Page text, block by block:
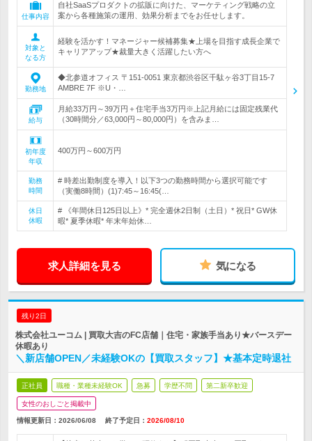
仕事内容
自社SaaSプロダクトの拡販に向けた、マーケティング戦略の立
案から各種施策の運用、効果分析までをお任せします。
対象と
なる方
経験を活かす！マネージャー候補募集★上場を目指す成長企業で
キャリアアップ★裁量大きく活躍したい方へ
勤務地
◆北参道オフィス 〒151-0051 東京都渋谷区千駄ヶ谷3丁目15-7
AMBRE 7F ※U・…
給与
月給33万円～39万円＋住宅手当3万円※上記月給には固定残業代
（30時間分／63,000円～80,000円）を含みま…
初年度
年収
400万円～600万円
勤務
時間
# 時差出勤制度を導入！以下3つの勤務時間から選択可能です
（実働8時間）(1)7:45～16:45(…
休日
休暇
# 《年間休日125日以上》* 完全週休2日制（土日）* 祝日* GW休
暇* 夏季休暇* 年末年始休…
求人詳細を見る 気になる
残り2日
株式会社ユーコム | 買取大吉のFC店舗｜住宅・家族手当あり★バースデー
休暇あり
＼新店舗OPEN／未経験OKの【買取スタッフ】★基本定時退社
正社員 職種・業種未経験OK 急募 学歴不問 第二新卒歓迎
女性のおしごと掲載中
情報更新日：2026/06/08 終了予定日： 2026/08/10